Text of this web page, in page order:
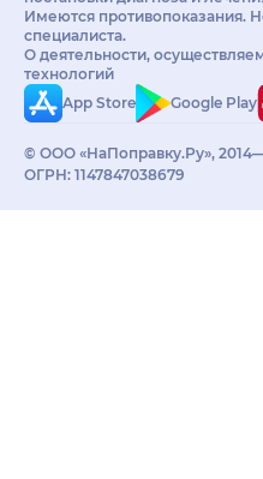
Имеются противопоказания.
специалиста.
О деятельности,
технологий
App Store
Google Play
© ООО «НаПоправку.Ру»,
ОГРН: 1147847038679